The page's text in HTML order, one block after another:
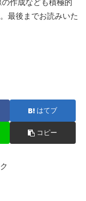
作成なども積極的
最後までお読みいた
はてブ
コピー